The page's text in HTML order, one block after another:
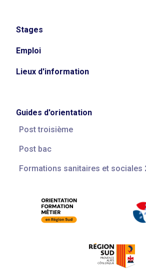
Stages
Emploi
Lieux d'information
Guides d'orientation
Post troisième
Post bac
Formations sanitaires et sociales